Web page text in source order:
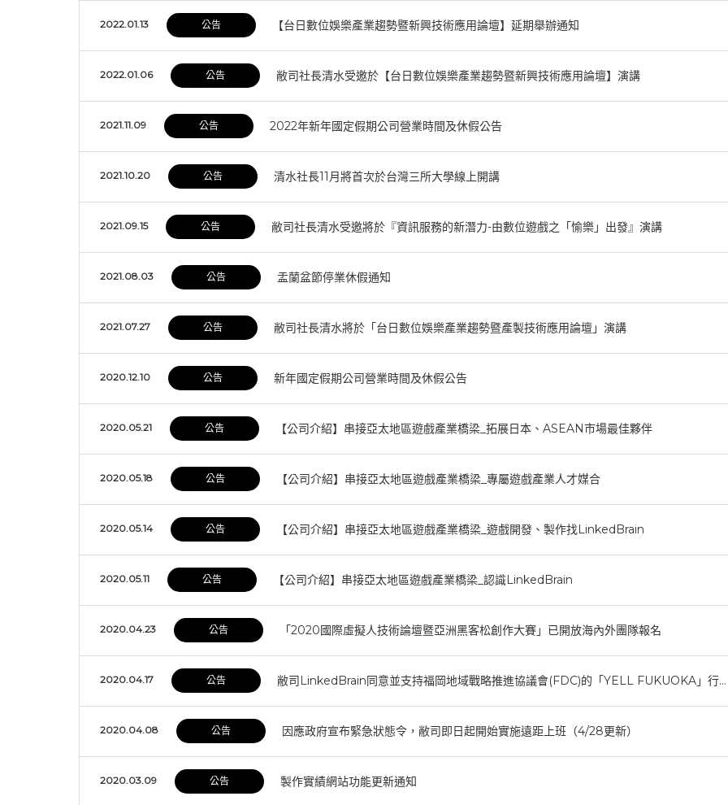
2022.01.13 公告 【台日數位娛樂產業趨勢暨新興技術應用論壇】延期舉辦通知
2022.01.06 公告 敝司社長清水受邀於【台日數位娛樂產業趨勢暨新興技術應用論壇】演講
2021.11.09 公告 2022年新年國定假期公司營業時間及休假公告
2021.10.20 公告 清水社長11月將首次於台灣三所大學線上開講
2021.09.15 公告 敝司社長清水受邀將於『資訊服務的新潛力-由數位遊戲之「愉樂」出發』演講
2021.08.03 公告 盂蘭盆節停業休假通知
2021.07.27 公告 敝司社長清水將於「台日數位娛樂產業趨勢暨產製技術應用論壇」演講
2020.12.10 公告 新年國定假期公司營業時間及休假公告
2020.05.21 公告 【公司介紹】串接亞太地區遊戲產業橋梁_拓展日本、ASEAN市場最佳夥伴
2020.05.18 公告 【公司介紹】串接亞太地區遊戲產業橋梁_專屬遊戲產業人才媒合
2020.05.14 公告 【公司介紹】串接亞太地區遊戲產業橋梁_遊戲開發、製作找LinkedBrain
2020.05.11 公告 【公司介紹】串接亞太地區遊戲產業橋梁_認識LinkedBrain
2020.04.23 公告 「2020國際虛擬人技術論壇暨亞洲黑客松創作大賽」已開放海內外團隊報名
2020.04.17 公告 敝司LinkedBrain同意並支持福岡地域戰略推進協議會(FDC)的「YELL FUKUOKA」行…
2020.04.08 公告 因應政府宣布緊急狀態令，敝司即日起開始實施遠距上班（4/28更新）
2020.03.09 公告 製作實績網站功能更新通知